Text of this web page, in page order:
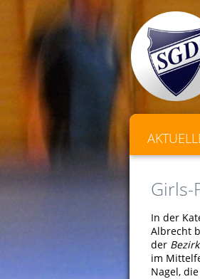
Girls-
In der
Albrecht
der
im
Nagel,